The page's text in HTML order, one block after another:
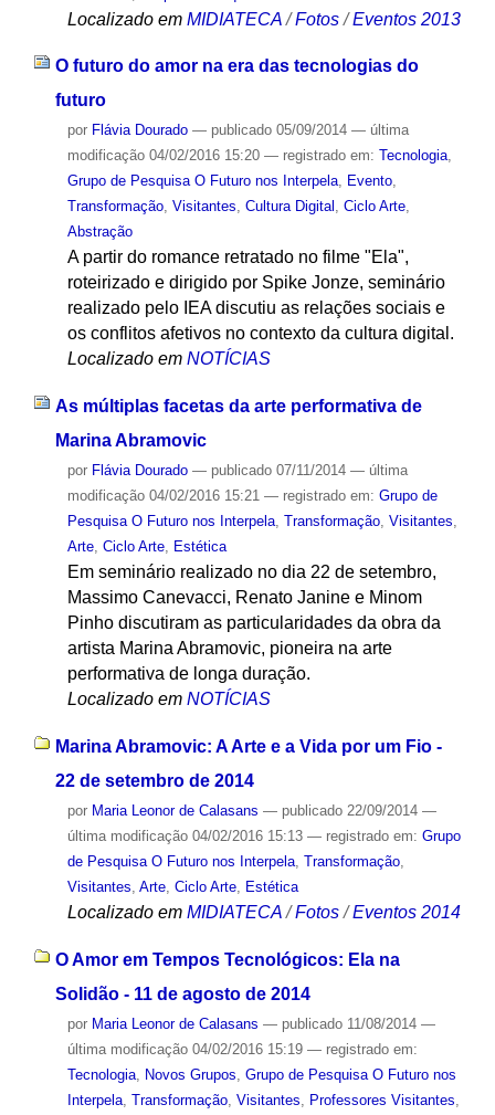
Localizado em MIDIATECA /Fotos /Eventos 2013
O futuro do amor na era das tecnologias do
futuro
por Flávia Dourado — publicado05/09/2014 — última
modificação04/02/2016 15:20 — registrado em: Tecnologia,
Grupo de Pesquisa O Futuro nos Interpela, Evento,
Transformação, Visitantes, Cultura Digital , Ciclo Arte,
Abstração
A partir do romance retratado no filme "Ela",
roteirizado e dirigido por Spike Jonze, seminário
realizado pelo IEA discutiu as relações sociais e
os conflitos afetivos no contexto da cultura digital.
Localizado em NOTÍCIAS
As múltiplas facetas da arte performativa de
Marina Abramovic
por Flávia Dourado — publicado07/11/2014 — última
modificação04/02/2016 15:21 — registrado em: Grupo de
Pesquisa O Futuro nos Interpela, Transformação, Visitantes,
Arte, Ciclo Arte, Estética
Em seminário realizado no dia 22 de setembro,
Massimo Canevacci, Renato Janine e Minom
Pinho discutiram as particularidades da obra da
artista Marina Abramovic, pioneira na arte
performativa de longa duração.
Localizado em NOTÍCIAS
Marina Abramovic: A Arte e a Vida por um Fio -
22 de setembro de 2014
por Maria Leonor de Calasans — publicado22/09/2014 —
última modificação04/02/2016 15:13 — registrado em: Grupo
de Pesquisa O Futuro nos Interpela, Transformação,
Visitantes Arte, Ciclo Arte, Estética
Localizado em MIDIATECA /Fotos /Eventos 2014
O Amor em Tempos Tecnológicos: Ela na
Solidão - 11 de agosto de 2014
por Maria Leonor de Calasans — publicado11/08/2014 —
última modificação04/02/2016 15:19 — registrado em:
Tecnologia, Novos Grupos Grupo de Pesquisa O Futuro nos
Interpela, Transformação, Visitantes Professores Visitantes